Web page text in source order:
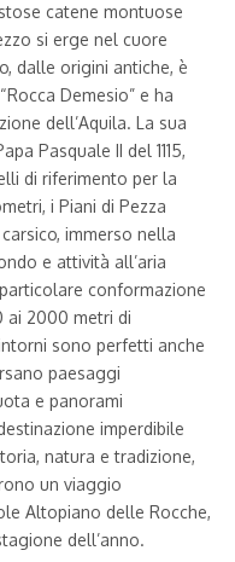
catene montuose
si erge nel cuore
dalle origini antiche, è
Demesio” e ha
dell’Aquila. La sua
Pasquale II del 1115,
di riferimento per la
i Piani di Pezza
immerso nella
e attività all’aria
conformazione
ai 2000 metri di
sono perfetti anche
paesaggi
e panorami
imperdibile
natura e tradizione,
un viaggio
Altopiano delle Rocche,
dell’anno.